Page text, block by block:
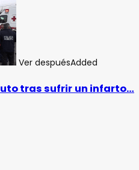
Ver despuésAdded
tras sufrir un infarto…